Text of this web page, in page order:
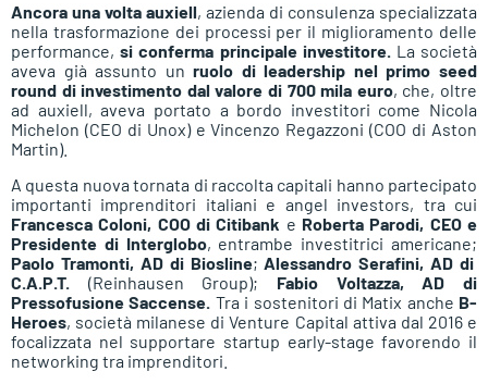
Ancora una volta auxiell, azienda di consulenza specializzata
nella trasformazione dei processi per il miglioramento delle
performance,si conferma principale investitore. La società
aveva già assunto unruolo di leadership nel primo seed
round di investimento dal valore di 700 mila euro, che, oltre
ad auxiell, aveva portato a bordo investitori come Nicola
Michelon (CEO di Unox) e Vincenzo Regazzoni (COO di Aston
Martin).
A questa nuova tornata di raccolta capitali hanno partecipato
importanti imprenditori italiani e angel investors, tra cui
Francesca Coloni, COO di Citibank e Roberta Parodi, CEO e
Presidente di Interglobo, entrambe investitrici americane;
Paolo Tramonti, AD di Biosline; Alessandro Serafini, AD di
C.A.P.T.
(Reinhausen Group); Fabio Voltazza, AD di
Pressofusione Saccense. Tra i sostenitori di Matix anche B-
Heroes, società milanese di Venture Capital attiva dal 2016 e
focalizzata nel supportare startup early-stage favorendo il
networking tra imprenditori.